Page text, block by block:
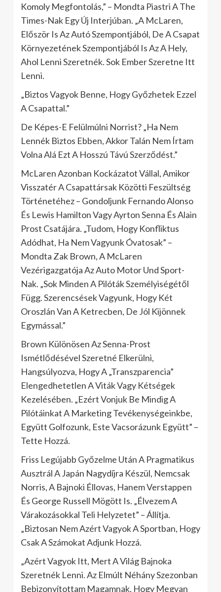
Komoly Megfontolás,” – Mondta Piastri A The
Times-Nak Egy Új Interjúban. „A McLaren,
Először Is Az Autó Szempontjából, De A Csapat
Környezetének Szempontjából Is Az A Hely,
Ahol Lenni Szeretnék. Sok Ember Szeretne Itt
Lenni.
„Biztos Vagyok Benne, Hogy Győzhetek Ezzel
A Csapattal.”
De Képes-E Felülmúlni Norrist? „Ha Nem
Lennék Biztos Ebben, Akkor Talán Nem Írtam
Volna Alá Ezt A Hosszú Távú Szerződést.”
McLaren Azonban Kockázatot Vállal, Amikor
Visszatér A Csapattársak Közötti Feszültség
Történetéhez – Gondoljunk Fernando Alonso
És Lewis Hamilton Vagy Ayrton Senna És Alain
Prost Csatájára. „Tudom, Hogy Konfliktus
Adódhat, Ha Nem Vagyunk Óvatosak” –
Mondta Zak Brown, A McLaren
Vezérigazgatója Az Auto Motor Und Sport-
Nak. „Sok Minden A Pilóták Személyiségétől
Függ. Szerencsések Vagyunk, Hogy Két
Oroszlán Van A Ketrecben, De Jól Kijönnek
Egymással.”
Brown Különösen Az Senna-Prost
Ismétlődésével Szeretné Elkerülni,
Hangsúlyozva, Hogy A „Transzparencia”
Elengedhetetlen A Viták Vagy Kétségek
Kezelésében. „Ezért Vonjuk Be Mindig A
Pilótáinkat A Marketing Tevékenységeinkbe,
Együtt Golfozunk, Este Vacsorázunk Együtt” –
Tette Hozzá.
Friss Legújabb Győzelme Után A Pragmatikus
Ausztrál A Japán Nagydíjra Készül, Nemcsak
Norris, A Bajnoki Éllovas, Hanem Verstappen
És George Russell Mögött Is. „Élvezem A
Várakozásokkal Teli Helyzetet” – Állítja.
„Biztosan Nem Azért Vagyok A Sportban, Hogy
Csak A Számokat Adjunk Hozzá.
„Azért Vagyok Itt, Mert A Világ Bajnoka
Szeretnék Lenni. Az Elmúlt Néhány Szezonban
Bebizonyítottam Magamnak, Hogy Megvan